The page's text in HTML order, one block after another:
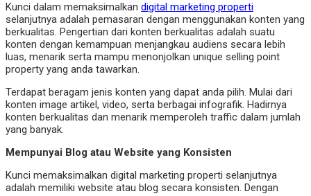
Kunci dalam memaksimalkan digital marketing properti
selanjutnya adalah pemasaran dengan menggunakan konten yang
berkualitas. Pengertian dari konten berkualitas adalah suatu
konten dengan kemampuan menjangkau audiens secara lebih
luas, menarik serta mampu menonjolkan unique selling point
property yang anda tawarkan.
Terdapat beragam jenis konten yang dapat anda pilih. Mulai dari
konten image artikel, video, serta berbagai infografik. Hadirnya
konten berkualitas dan menarik memperoleh traffic dalam jumlah
yang banyak.
Mempunyai Blog atau Website yang Konsisten
Kunci memaksimalkan digital marketing properti selanjutnya
adalah memiliki website atau blog secara konsisten. Dengan